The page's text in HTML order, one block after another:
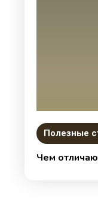
Полезные
Чем